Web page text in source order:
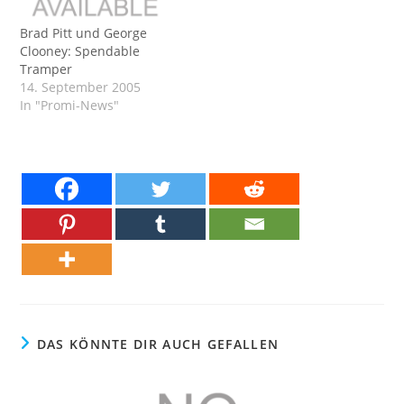
Brad Pitt und George
Clooney: Spendable
Tramper
14. September 2005
In "Promi-News"
DAS KÖNNTE DIR AUCH GEFALLEN